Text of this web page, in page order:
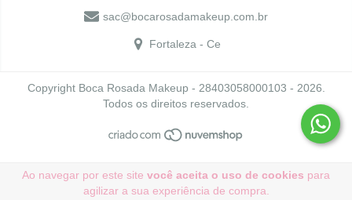
Ao navegar por este site você aceita o uso de cookies para
agilizar a sua experiência de compra.
sac@bocarosadamakeup.com.br
Fortaleza - Ce
Copyright Boca Rosada Makeup - 28403058000103 - 2026.
Todos os direitos reservados.